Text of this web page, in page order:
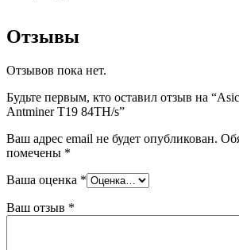
Отзывы
Отзывов пока нет.
Будьте первым, кто оставил отзыв на
Antminer T19 84TH/s”
Ваш адрес email не будет опубликован.
помечены *
Ваша оценка *
Ваш отзыв *